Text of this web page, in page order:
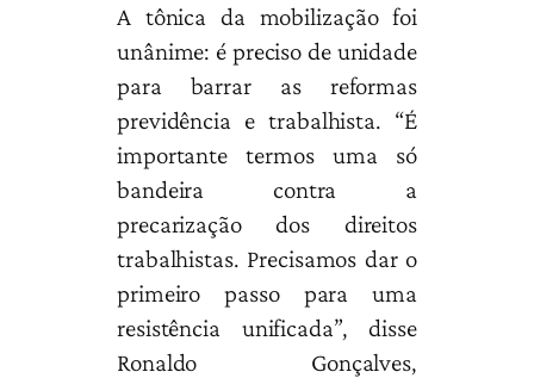
A tônica da mobilização foi
unânime: é preciso de unidade
para barrar as reformas
previdência e trabalhista. “É
importante termos uma só
bandeira contra a
precarização dos direitos
trabalhistas. Precisamos dar o
primeiro passo para uma
resistência unificada”, disse
Ronaldo Gonçalves,